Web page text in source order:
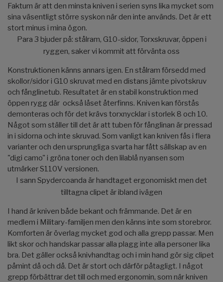
Faktum är att den minsta kniven i serien syns lika mycket som
sina väsentligt större syskon när den inte används. Det är ett
stort minus i mina ögon.
Para 3 bjuder på: stålram, G10-sidor, Torxskruvar, öppen i
ryggen, saker vi kommit att förvänta oss
Konstruktionen känns annars igen. En stålram försedd med
skollor/sidor i G10 skruvat med en distans jämte pivotskruv
och fånglinetub. Resultatet är en stabil konstruktion med
öppen rygg där också låset återfinns. Kniven kan förstås
demonteras och för det krävs torxnycklar i storlek 8 och 10.
Något som ställer till det är att tuben för fånglinan är pressad
in i sidorna och inte skruvad. Som vanligt kan kniven fås i flera
varianter och den ursprungliga svarta har fått sällskap av en
"digi camo" i gröna toner och den lilablå nyansen som
utmärker S110V versionen.
I sann Spydercoanda är handtaget ergonomiskt men det
tilltagna clipet är ibland ivägen
I hand är kniven både bekant och främmande. Det är en
medlem i Military-familjen men den känns inte som storebror.
Komforten är överlag mycket god och alla grepp passar. Men
likt skor och handskar passar alla plagg inte alla personer lika
bra. Det gäller också knivhandtag och i min hand gör sig clipet
påmint då och då. Det är stort och därför påtagligt. I något
grepp förbättrar det till och med ergonomin, som när kniven